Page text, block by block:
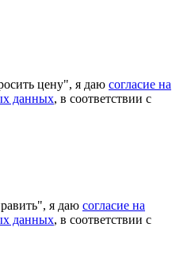
цену", я даю согласие на
данных, в соответствии с
я даю согласие на
данных, в соответствии с